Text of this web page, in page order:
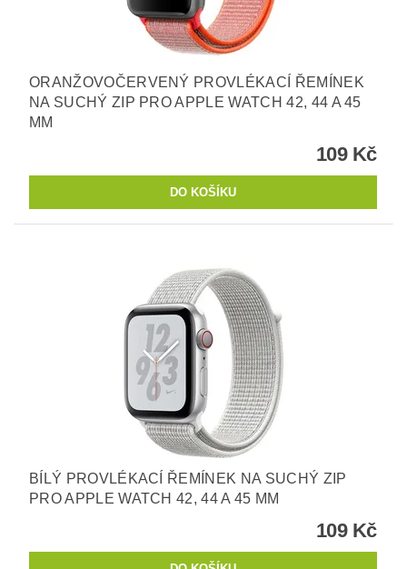
ORANŽOVOČERVENÝ PROVLÉKACÍ ŘEMÍNEK
NA SUCHÝ ZIP PRO APPLE WATCH 42, 44 A 45
MM
109 Kč
BÍLÝ PROVLÉKACÍ ŘEMÍNEK NA SUCHÝ ZIP
PRO APPLE WATCH 42, 44 A 45 MM
109 Kč